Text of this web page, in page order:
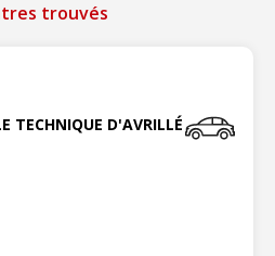
trouvés
TECHNIQUE D'AVRILLÉ